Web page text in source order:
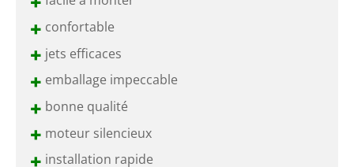
+ confortable
+ jets efficaces
+ emballage impeccable
+ bonne qualité
+ moteur silencieux
+ installation rapide